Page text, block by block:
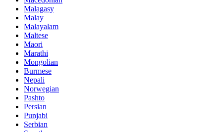
Malagasy
Malay
Malayalam
Maltese
Maori
Marathi
Mongolian
Burmese
Nepali
Norwegian
Pashto
Persian
Punjabi
Serbian